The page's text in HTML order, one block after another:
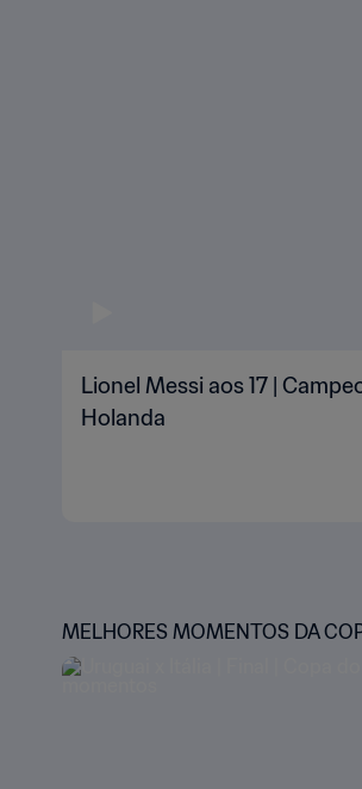
Lionel Messi aos 17 |
Holanda
MELHORES MOMENTOS DA